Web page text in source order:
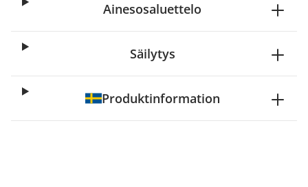
Ainesosaluettelo
Säilytys
Produktinformation